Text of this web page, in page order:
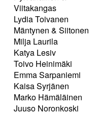
Viitakangas
Lydia Toivanen
Mäntynen & Siitonen
Milja Laurila
Katya Lesiv
Toivo Heinimäki
Emma Sarpaniemi
Kaisa Syrjänen
Marko Hämäläinen
Juuso Noronkoski